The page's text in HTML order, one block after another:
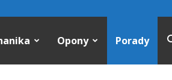
Opony Porady